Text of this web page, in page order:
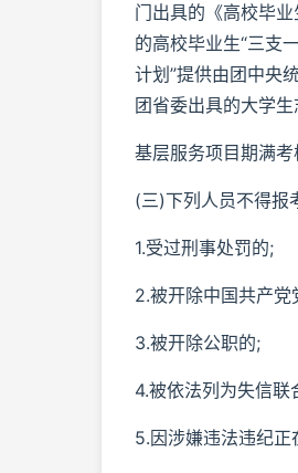
门出具的《高校毕
的高校毕业生“三支
计划”提供由团中央
团省委出具的大学生
基层服务项目期满考
(三)下列人员不得报
1.受过刑事处罚的;
2.被开除中国共产党
3.被开除公职的;
4.被依法列为失信联
5.因涉嫌违法违纪